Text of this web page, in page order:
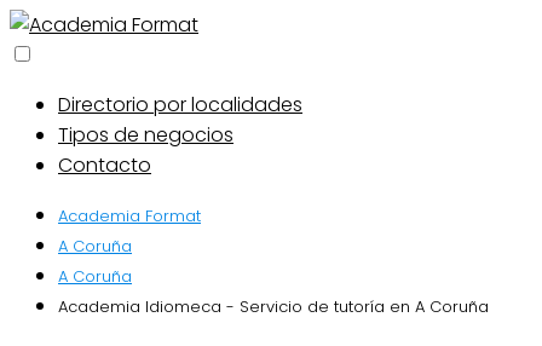
Directorio por localidades
Tipos de negocios
Contacto
Academia Format
A Coruña
A Coruña
Academia Idiomeca - Servicio de tutoría en A Coruña